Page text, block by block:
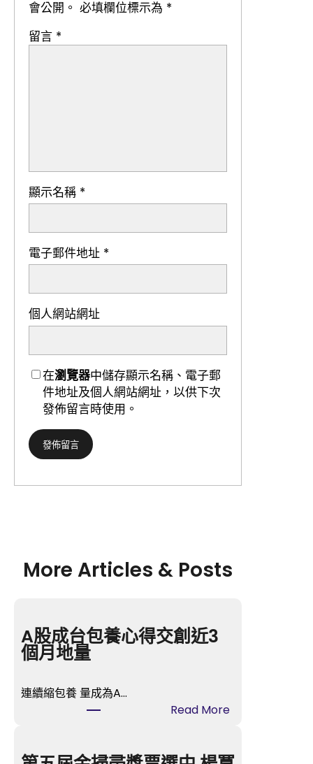
會公開。 必填欄位標示為 *
留言 *
顯示名稱 *
電子郵件地址 *
個人網站網址
在瀏覽器中儲存顯示名稱、電子郵
件地址及個人網站網址，以供下次
發佈留言時使用。
More Articles & Posts
A股成台包養心得交創近3
個月地量
連續縮包養 量成為A…
Read More:
成